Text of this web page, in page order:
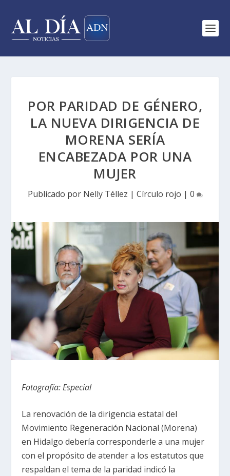
POR PARIDAD DE GÉNERO,
LA NUEVA DIRIGENCIA DE
MORENA SERÍA
ENCABEZADA POR UNA
MUJER
Publicado por Nelly Téllez | Círculo rojo | 0
Fotografía: Especial
La renovación de la dirigencia estatal del
Movimiento Regeneración Nacional (Morena)
en Hidalgo debería corresponderle a una mujer
con el propósito de atender a los estatutos que
respaldan el tema de la paridad indicó la